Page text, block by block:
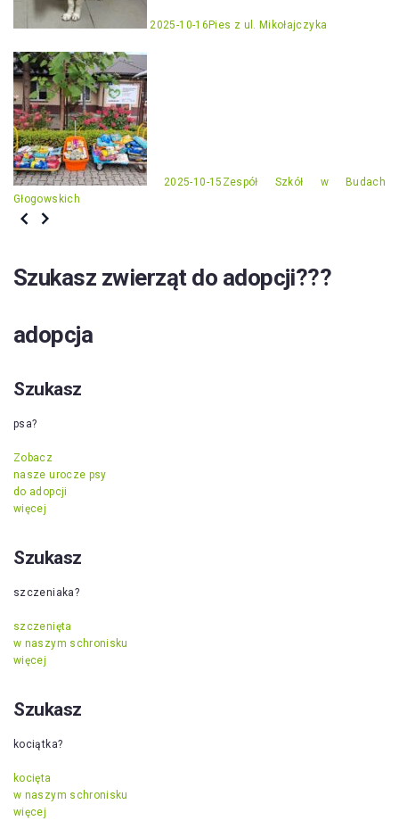
2025-10-16 Pies z ul. Mikołajczyka
2025-10-15 Zespół Szkół w Budach
Głogowskich
Szukasz zwierząt do adopcji???
adopcja
Szukasz
psa?
Zobacz
nasze urocze psy
do adopcji
więcej
Szukasz
szczeniaka?
szczenięta
w naszym schronisku
więcej
Szukasz
kociątka?
kocięta
w naszym schronisku
więcej